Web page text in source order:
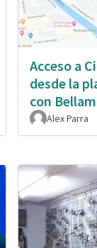
Acceso a
desde la
con
Alex Parra